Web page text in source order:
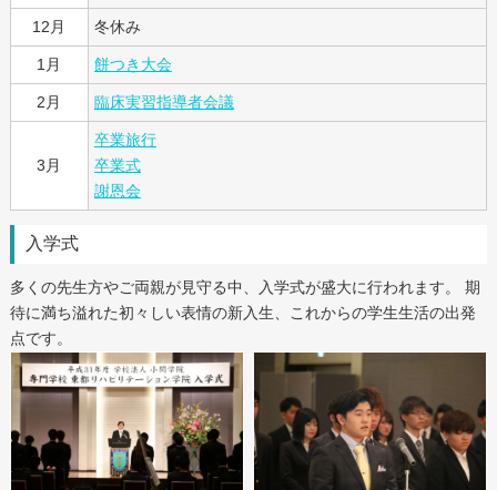
12月 冬休み
1月 餅つき大会
2月 臨床実習指導者会議
3月
卒業旅行
卒業式
謝恩会
入学式
多くの先生方やご両親が見守る中、入学式が盛大に行われます。 期
待に満ち溢れた初々しい表情の新入生、これからの学生生活の出発
点です。